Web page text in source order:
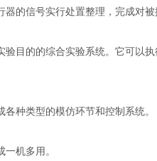
的信号实行处置整理，完成
目的的综合实验系统。它可
种类型的模仿环节和控制系统。
机多用。